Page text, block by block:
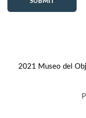
2021 Museo del